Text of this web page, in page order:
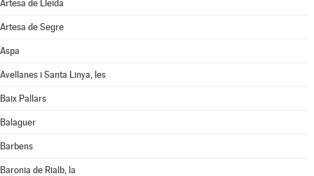
Artesa de Lleida
Artesa de Segre
Aspa
Avellanes i Santa Linya, les
Baix Pallars
Balaguer
Barbens
Baronia de Rialb, la